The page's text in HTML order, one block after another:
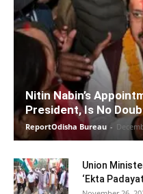
Nitin Nabin’s
President, Is No
ReportOdisha Bureau -
Union
‘Ekta